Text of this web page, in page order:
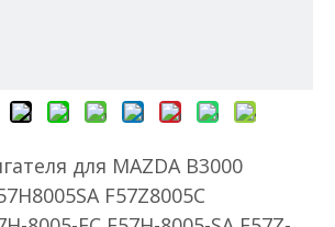
для MAZDA B3000
F57Z8005C